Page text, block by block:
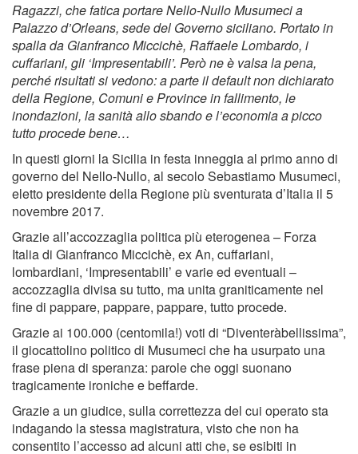
Ragazzi, che fatica portare Nello-Nullo Musumeci a
Palazzo d’Orleans, sede del Governo siciliano. Portato in
spalla da Gianfranco Miccichè, Raffaele Lombardo, i
cuffariani, gli ‘Impresentabili’. Però ne è valsa la pena,
perché risultati si vedono: a parte il default non dichiarato
della Regione, Comuni e Province in fallimento, le
inondazioni, la sanità allo sbando e l’economia a picco
tutto procede bene…
In questi giorni la Sicilia in festa inneggia al primo anno di
governo del Nello-Nullo, al secolo Sebastiamo Musumeci,
eletto presidente della Regione più sventurata d’Italia il 5
novembre 2017.
Grazie all’accozzaglia politica più eterogenea – Forza
Italia di Gianfranco Miccichè, ex An, cuffariani,
lombardiani, ‘Impresentabili’ e varie ed eventuali –
accozzaglia divisa su tutto, ma unita graniticamente nel
fine di pappare, pappare, pappare, tutto procede.
Grazie ai 100.000 (centomila!) voti di “Diventeràbellissima”,
il giocattolino politico di Musumeci che ha usurpato una
frase piena di speranza: parole che oggi suonano
tragicamente ironiche e beffarde.
Grazie a un giudice, sulla correttezza del cui operato sta
indagando la stessa magistratura, visto che non ha
consentito l’accesso ad alcuni atti che, se esibiti in